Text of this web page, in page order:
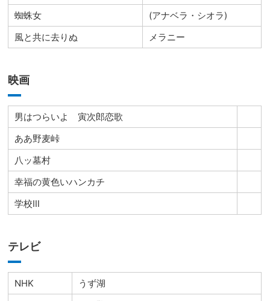
蜘蛛女
(アナベラ・シオラ)
風と共に去りぬ
メラニー
映画
男はつらいよ 寅次郎恋歌
ああ野麦峠
八ッ墓村
幸福の黄色いハンカチ
学校Ⅲ
テレビ
NHK
うず湖